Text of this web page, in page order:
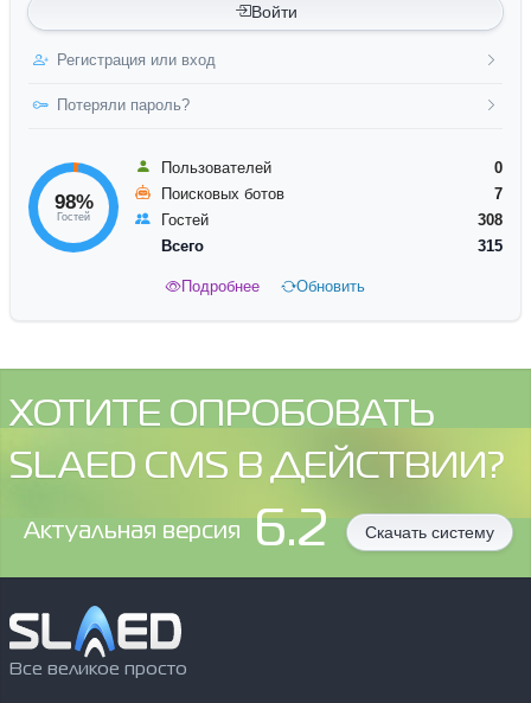
Войти
Регистрация или вход
Потеряли пароль?
98%
Гостей
Пользователей
0
Поисковых ботов
7
Гостей
308
Всего
315
Подробнее Обновить
ХОТИТЕ ОПРОБОВАТЬ
SLAED CMS В ДЕЙСТВИИ?
Aктуальная версия 6.2 Скачать систему
Все великое просто